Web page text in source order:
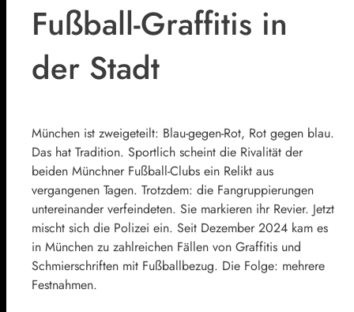
Fußball-Graffitis in
der Stadt
München ist zweigeteilt: Blau-gegen-Rot, Rot gegen blau.
Das hat Tradition. Sportlich scheint die Rivalität der
beiden Münchner Fußball-Clubs ein Relikt aus
vergangenen Tagen. Trotzdem: die Fangruppierungen
untereinander verfeindeten. Sie markieren ihr Revier. Jetzt
mischt sich die Polizei ein. Seit Dezember 2024 kam es
in München zu zahlreichen Fällen von Graffitis und
Schmierschriften mit Fußballbezug. Die Folge: mehrere
Festnahmen.